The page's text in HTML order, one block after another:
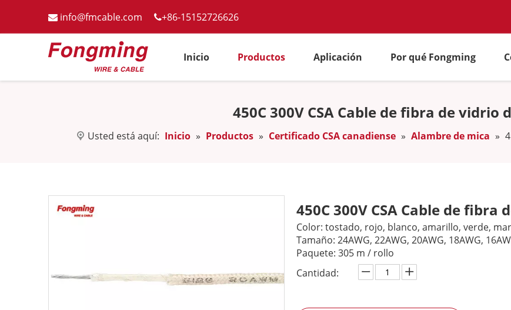
 info@fmcable.com +86-15152726626
Inicio Productos Aplicación Por qué Fongming
450C 300V CSA Cable de fibra de vidrio
Usted está aquí: Inicio » Productos » Certificado CSA canadiense » Alambre de mica »
450C 300V CSA Cable de fibra
Color: tostado, rojo, blanco, amarillo, verde,
Tamaño: 24AWG, 22AWG, 20AWG, 18AWG,
Paquete: 305 m / rollo
Cantidad: